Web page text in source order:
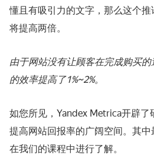
懂且有吸引力的文字，那么这个
将提高两倍。
由于网站没有让顾客在完成购买
的效率提高了1%~2%。
如您所见，Yandex Metrica开辟
提高网站回报率的广阔空间。其
在我们的课程中进行了解。